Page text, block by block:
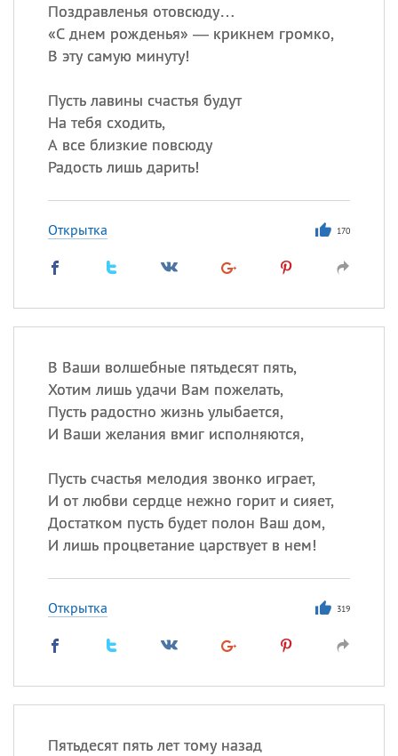
Поздравленья отовсюду…
«С днем рожденья» — крикнем громко,
В эту самую минуту!
Пусть лавины счастья будут
На тебя сходить,
А все близкие повсюду
Радость лишь дарить!
Открытка 170
В Ваши волшебные пятьдесят пять,
Хотим лишь удачи Вам пожелать,
Пусть радостно жизнь улыбается,
И Ваши желания вмиг исполняются,
Пусть счастья мелодия звонко играет,
И от любви сердце нежно горит и сияет,
Достатком пусть будет полон Ваш дом,
И лишь процветание царствует в нем!
Открытка 319
Пятьдесят пять лет тому назад